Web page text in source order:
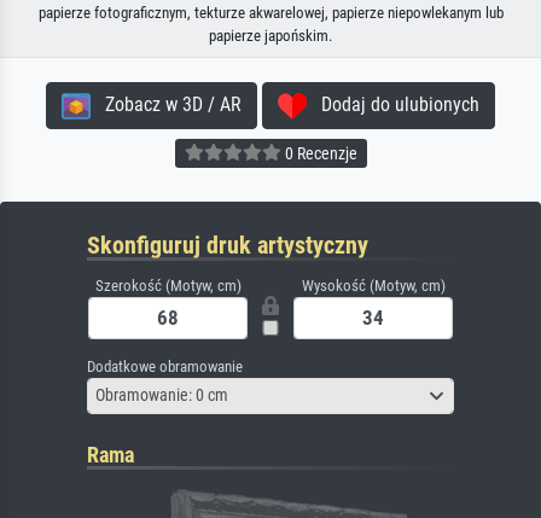
papierze fotograficznym, tekturze akwarelowej, papierze niepowlekanym lub
papierze japońskim.
Zobacz w 3D / AR Dodaj do ulubionych
0 Recenzje
Skonfiguruj druk artystyczny
Szerokość (Motyw, cm) Wysokość (Motyw, cm)
Dodatkowe obramowanie
Obramowanie: 0 cm
Rama